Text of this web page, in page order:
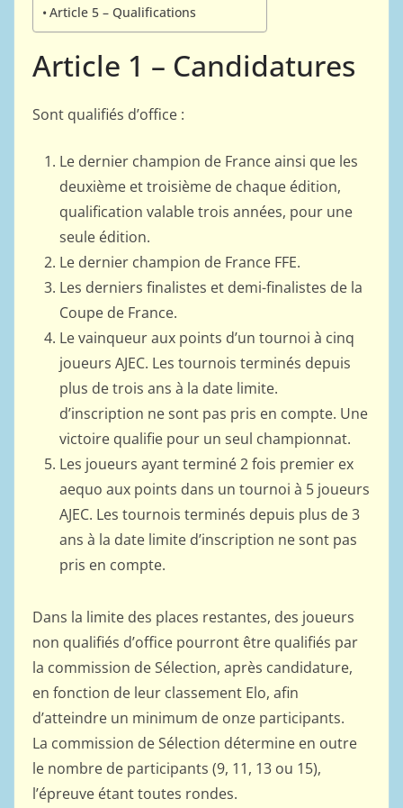
Article 5 – Qualifications
Article 1 – Candidatures
Sont qualifiés d’office :
Le dernier champion de France ainsi que les
deuxième et troisième de chaque édition,
qualification valable trois années, pour une
seule édition.
Le dernier champion de France FFE.
Les derniers finalistes et demi-finalistes de la
Coupe de France.
Le vainqueur aux points d’un tournoi à cinq
joueurs AJEC. Les tournois terminés depuis
plus de trois ans à la date limite.
d’inscription ne sont pas pris en compte. Une
victoire qualifie pour un seul championnat.
Les joueurs ayant terminé 2 fois premier ex
aequo aux points dans un tournoi à 5 joueurs
AJEC. Les tournois terminés depuis plus de 3
ans à la date limite d’inscription ne sont pas
pris en compte.
Dans la limite des places restantes, des joueurs
non qualifiés d’office pourront être qualifiés par
la commission de Sélection, après candidature,
en fonction de leur classement Elo, afin
d’atteindre un minimum de onze participants.
La commission de Sélection détermine en outre
le nombre de participants (9, 11, 13 ou 15),
l’épreuve étant toutes rondes.